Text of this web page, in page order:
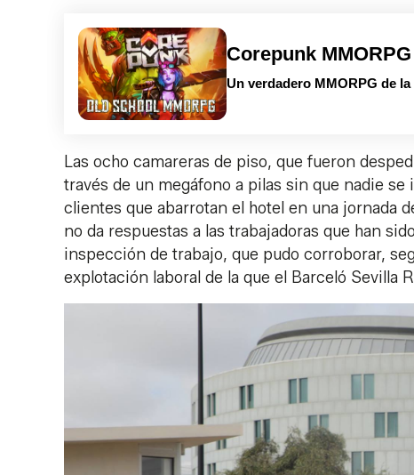
Corepunk MMORPG
Un verdadero MMORPG de
Las ocho camareras de piso, que fueron
través de un megáfono a pilas sin que nadie
clientes que abarrotan el hotel en una jornada
no da respuestas a las trabajadoras que han
inspección de trabajo, que pudo corroborar,
explotación laboral de la que el Barceló Sevilla